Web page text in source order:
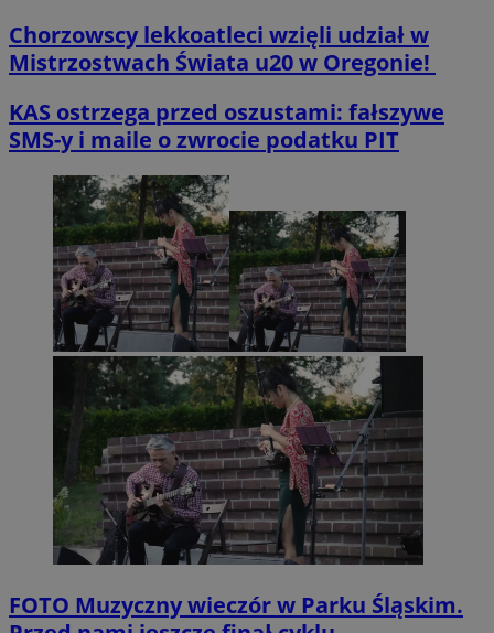
Chorzowscy lekkoatleci wzięli udział w
Mistrzostwach Świata u20 w Oregonie!
KAS ostrzega przed oszustami: fałszywe
SMS-y i maile o zwrocie podatku PIT
FOTO Muzyczny wieczór w Parku Śląskim.